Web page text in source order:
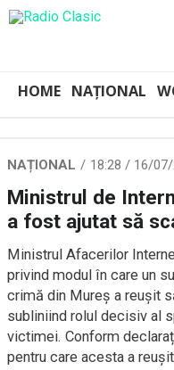
HOME NAȚIONAL
NAȚIONAL 18:28 / 16/
Ministrul de
a fost ajutat să
Ministrul Afacerilor
privind modul în care un
crimă din Mureș a reușit
subliniind rolul decisiv al
victimei. Conform
pentru care acesta a